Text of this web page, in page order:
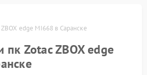
edge MI668 в Саранске
пк Zotac ZBOX edge